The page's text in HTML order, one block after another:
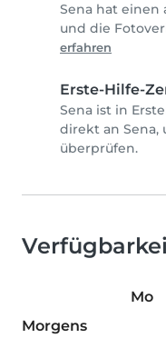
Sena hat einen
und die
erfahren
Erste-Hilfe-
Sena ist in
direkt an Sena,
überprüfen.
Mo
Morgens